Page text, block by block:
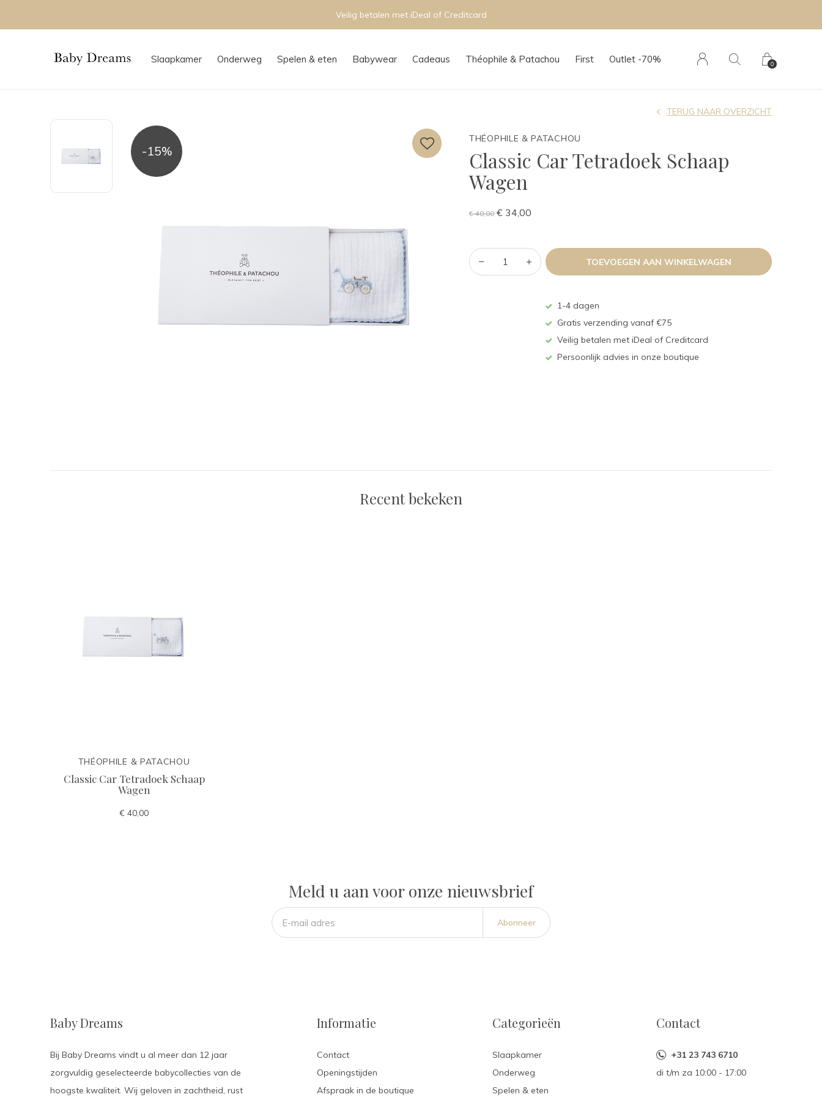
Slaapkamer Onderweg Spelen & eten Babywear Cadeaus Théophile & Patachou First Outlet -70% 0
Veilig betalen met iDeal of Creditcard
-15%
THÉOPHILE & PATACHOU
Classic Car Tetradoek Schaap
Wagen
TERUG NAAR OVERZICHT
€ 40,00 € 34,00
TOEVOEGEN AAN WINKELWAGEN
1-4 dagen
Gratis verzending vanaf €75
Veilig betalen met iDeal of Creditcard
Persoonlijk advies in onze boutique
Recent bekeken
THÉOPHILE & PATACHOU
Classic Car Tetradoek Schaap
Wagen
€ 40,00
Meld u aan voor onze nieuwsbrief
Abonneer
Baby Dreams
Bij Baby Dreams vindt u al meer dan 12 jaar
zorgvuldig geselecteerde babycollecties van de
hoogste kwaliteit. Wij geloven in zachtheid, rust
Informatie
Contact
Openingstijden
Afspraak in de boutique
Categorieën
Slaapkamer
Onderweg
Spelen & eten
Contact
+31 23 743 6710
di t/m za 10:00 - 17:00